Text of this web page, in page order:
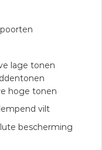
lage tonen
hoge tonen
vilt
bescherming